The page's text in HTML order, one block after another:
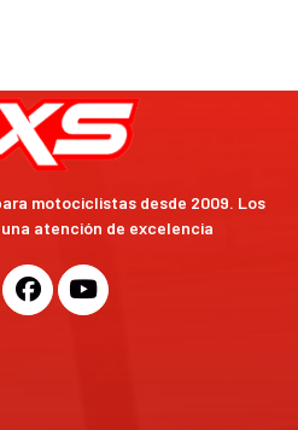
motociclistas desde 2009. Los
atención de excelencia